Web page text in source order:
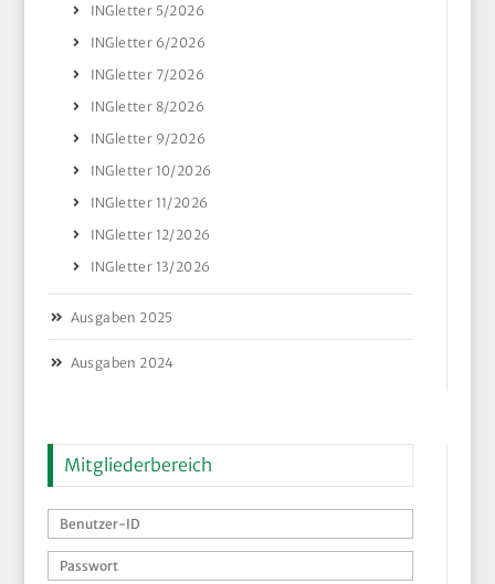
INGletter 5/2026
INGletter 6/2026
INGletter 7/2026
INGletter 8/2026
INGletter 9/2026
INGletter 10/2026
INGletter 11/2026
INGletter 12/2026
INGletter 13/2026
Ausgaben 2025
Ausgaben 2024
Mitgliederbereich